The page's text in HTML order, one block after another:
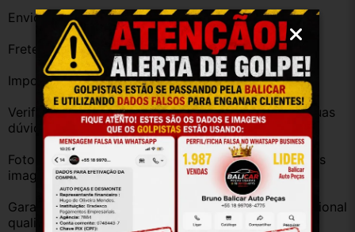
Envio imediato após confirmação da compra
Frete grátis para diversas regiões do Brasil
Importante
Verifique a compatibilidade com seu veículo. Tire suas
dúvidas no campo de perguntas!
Fotos reais do produto. Peça exatamente igual à das
imagens.
Garantia válida somente com instalação por profissional
qualificado.